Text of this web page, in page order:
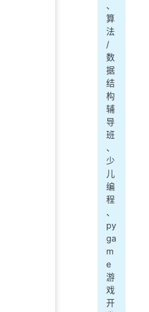
、
算
法
/
数
据
结
构
辅
导
班
、
少
儿
编
程
、
py
ga
m
e
游
戏
开